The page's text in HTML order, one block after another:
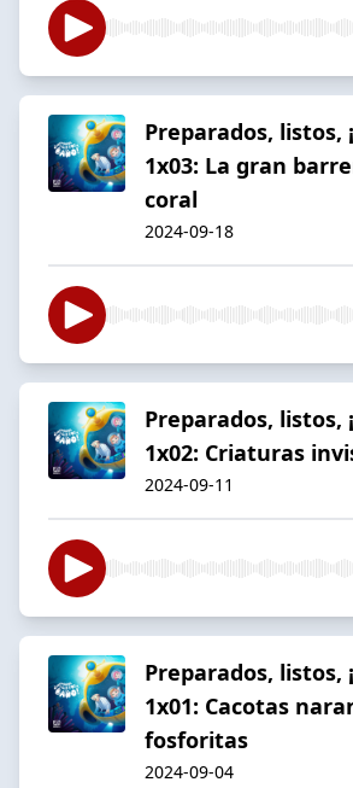
Preparados, listos,
1x03: La gran
coral
2024-09-18
Preparados, listos,
1x02: Criaturas
2024-09-11
Preparados, listos,
1x01: Cacotas
fosforitas
2024-09-04